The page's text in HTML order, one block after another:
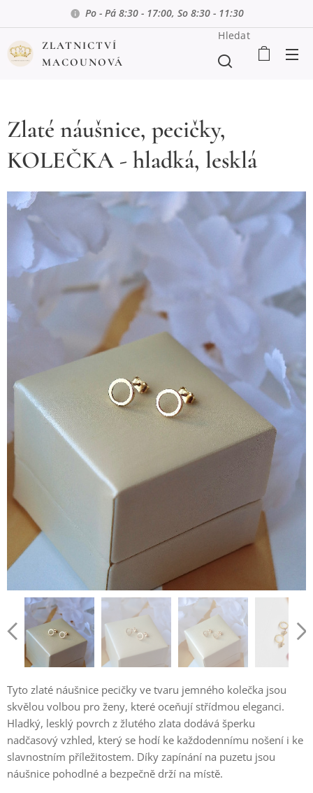
Po - Pá 8:30 - 17:00, So 8:30 - 11:30
ZLATNICTVÍ
MACOUNOVÁ
Hledat
Zlaté náušnice, pecičky,
KOLEČKA - hladká, lesklá
Tyto zlaté náušnice pecičky ve tvaru jemného kolečka jsou
skvělou volbou pro ženy, které oceňují střídmou eleganci.
Hladký, lesklý povrch z žlutého zlata dodává šperku
nadčasový vzhled, který se hodí ke každodennímu nošení i ke
slavnostním příležitostem. Díky zapínání na puzetu jsou
náušnice pohodlné a bezpečně drží na místě.